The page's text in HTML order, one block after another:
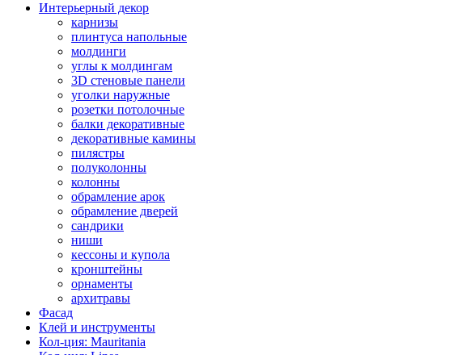
Интерьерный декор
карнизы
плинтуса напольные
молдинги
углы к молдингам
3D стеновые панели
уголки наружные
розетки потолочные
балки декоративные
декоративные камины
пилястры
полуколонны
колонны
обрамление арок
обрамление дверей
сандрики
ниши
кессоны и купола
кронштейны
орнаменты
архитравы
Фасад
Клей и инструменты
Кол-ция: Mauritania